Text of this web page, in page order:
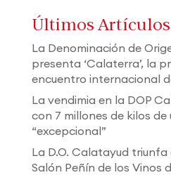
Últimos Artículos
La Denominación de
presenta ‘Calaterra’, la
encuentro internacional
La vendimia en la DOP
con 7 millones de kilos
“excepcional”
La D.O. Calatayud triunfa
Salón Peñín de los Vinos